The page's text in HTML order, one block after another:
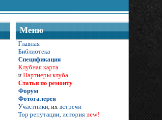
Меню
Главная
Библиотека
Спецификация
Клубная карта
и Партнеры клуба
Статьи по ремонту
Форум
Фотогалерея
Участники , их встречи
Тор репутации история new!